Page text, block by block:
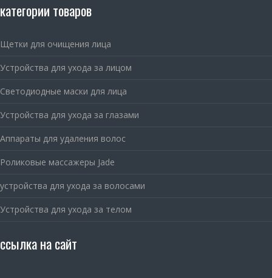
категории товаров
Щетки для очищения лица
Устройства для ухода за лицом
Светодиодные маски для лица
Устройства для ухода за глазами
Аппараты для удаления волос
Роликовые массажеры Jade
устройства для ухода за волосами
Устройства для ухода за телом
ссылка на сайт